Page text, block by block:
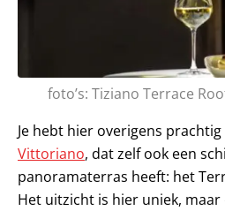
foto’s: Tiziano Terrace
Je hebt hier overigens
Vittoriano, dat zelf ook een
panoramaterras heeft: het
Het uitzicht is hier uniek, maar